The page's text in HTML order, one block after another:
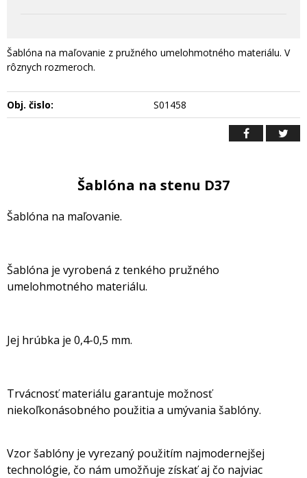
Šablóna na maľovanie z pružného umelohmotného materiálu. V
rôznych rozmeroch.
Obj. čislo: S01458
Šablóna na stenu D37
Šablóna na maľovanie.
Šablóna je vyrobená z tenkého pružného
umelohmotného materiálu.
Jej hrúbka je 0,4-0,5 mm.
Trvácnosť materiálu garantuje možnosť
niekoľkonásobného použitia a umývania šablóny.
Vzor šablóny je vyrezaný použitím najmodernejšej
technológie, čo nám umožňuje získať aj čo najviac